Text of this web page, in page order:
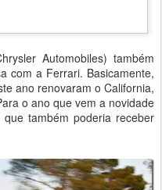
Automobiles) também
com a Ferrari. Basicamente,
ano renovaram o California,
o ano que vem a novidade
também poderia receber